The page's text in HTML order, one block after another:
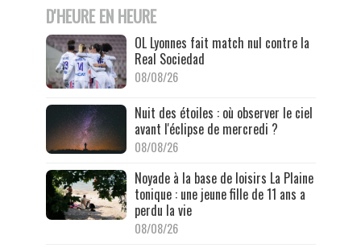
D'HEURE EN HEURE
OL Lyonnes fait match nul contre la
Real Sociedad
08/08/26
Nuit des étoiles : où observer le ciel
avant l'éclipse de mercredi ?
08/08/26
Noyade à la base de loisirs La Plaine
tonique : une jeune fille de 11 ans a
perdu la vie
08/08/26